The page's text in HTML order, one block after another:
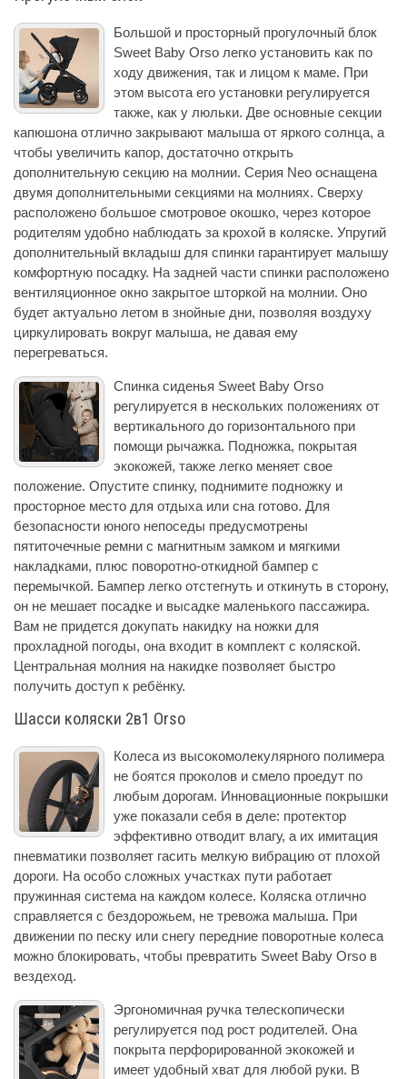
Большой и просторный прогулочный блок
Sweet Baby Orso легко установить как по
ходу движения, так и лицом к маме. При
этом высота его установки регулируется
также, как у люльки. Две основные секции
капюшона отлично закрывают малыша от яркого солнца, а
чтобы увеличить капор, достаточно открыть
дополнительную секцию на молнии. Серия Neo оснащена
двумя дополнительными секциями на молниях. Сверху
расположено большое смотровое окошко, через которое
родителям удобно наблюдать за крохой в коляске. Упругий
дополнительный вкладыш для спинки гарантирует малышу
комфортную посадку. На задней части спинки расположено
вентиляционное окно закрытое шторкой на молнии. Оно
будет актуально летом в знойные дни, позволяя воздуху
циркулировать вокруг малыша, не давая ему
перегреваться.
Спинка сиденья Sweet Baby Orso
регулируется в нескольких положениях от
вертикального до горизонтального при
помощи рычажка. Подножка, покрытая
экокожей, также легко меняет свое
положение. Опустите спинку, поднимите подножку и
просторное место для отдыха или сна готово. Для
безопасности юного непоседы предусмотрены
пятиточечные ремни с магнитным замком и мягкими
накладками, плюс поворотно-откидной бампер с
перемычкой. Бампер легко отстегнуть и откинуть в сторону,
он не мешает посадке и высадке маленького пассажира.
Вам не придется докупать накидку на ножки для
прохладной погоды, она входит в комплект с коляской.
Центральная молния на накидке позволяет быстро
получить доступ к ребёнку.
Шасси коляски 2в1 Orso
Колеса из высокомолекулярного полимера
не боятся проколов и смело проедут по
любым дорогам. Инновационные покрышки
уже показали себя в деле: протектор
эффективно отводит влагу, а их имитация
пневматики позволяет гасить мелкую вибрацию от плохой
дороги. На особо сложных участках пути работает
пружинная система на каждом колесе. Коляска отлично
справляется с бездорожьем, не тревожа малыша. При
движении по песку или снегу передние поворотные колеса
можно блокировать, чтобы превратить Sweet Baby Orso в
вездеход.
Эргономичная ручка телескопически
регулируется под рост родителей. Она
покрыта перфорированной экокожей и
имеет удобный хват для любой руки. В